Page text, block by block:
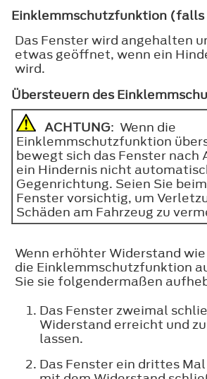
Einklemmschutzfunktion (falls
Das Fenster wird angehalten
etwas geöffnet, wenn ein
wird.
Übersteuern des
ACHTUNG: Wenn die
Einklemmschutzfunktion
bewegt sich das Fenster
ein Hindernis nicht
Gegenrichtung. Seien Sie
Fenster vorsichtig, um
Schäden am Fahrzeug zu
Wenn erhöhter Widerstand
die Einklemmschutzfunktion
Sie sie folgendermaßen
Das Fenster zweimal
Widerstand erreicht und
lassen.
Das Fenster ein drittes